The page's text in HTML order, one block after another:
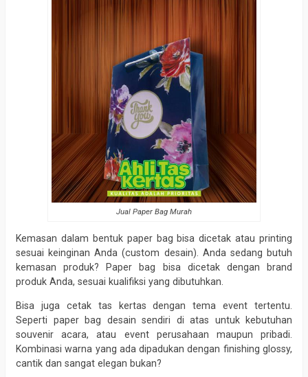
Jual Paper Bag Murah
Kemasan dalam bentuk paper bag bisa dicetak atau printing
sesuai keinginan Anda (custom desain). Anda sedang butuh
kemasan produk? Paper bag bisa dicetak dengan brand
produk Anda, sesuai kualifiksi yang dibutuhkan.
Bisa juga cetak tas kertas dengan tema event tertentu.
Seperti paper bag desain sendiri di atas untuk kebutuhan
souvenir acara, atau event perusahaan maupun pribadi.
Kombinasi warna yang ada dipadukan dengan finishing glossy,
cantik dan sangat elegan bukan?